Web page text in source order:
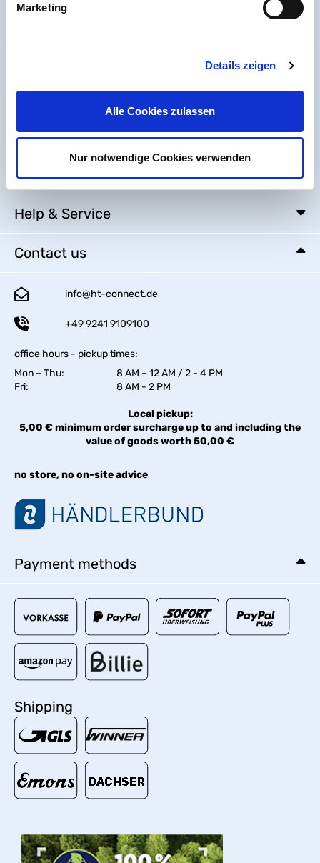
Marketing
Details zeigen
Alle Cookies zulassen
Nur notwendige Cookies verwenden
Help & Service
Contact us
info@ht-connect.de
+49 9241 9109100
office hours - pickup times:
Mon – Thu:
8 AM – 12 AM / 2 - 4 PM
Fri:
8 AM - 2 PM
Local pickup:
5,00 € minimum order surcharge up to and including the
value of goods worth 50,00 €
no store, no on-site advice
Payment methods
Shipping